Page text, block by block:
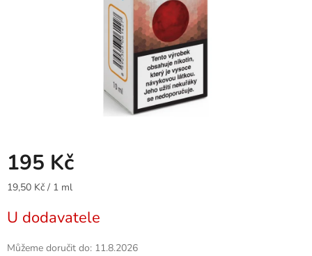
195 Kč
Měrná
19,50 Kč / 1 ml
U dodavatele
Můžeme doručit do: 11.8.2026